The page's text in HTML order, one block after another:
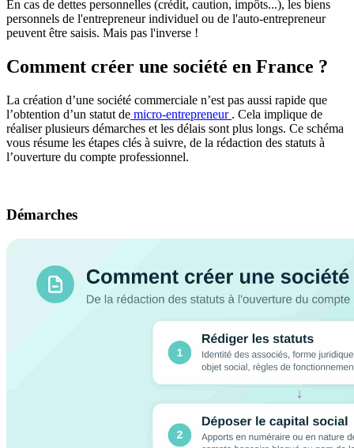
En cas de dettes personnelles (crédit, caution, impôts...), les biens
personnels de l'entrepreneur individuel ou de l'auto-entrepreneur
peuvent être saisis. Mais pas l'inverse !
Comment créer une société en France ?
La création d’une société commerciale n’est pas aussi rapide que
l’obtention d’un statut de micro-entrepreneur . Cela implique de
réaliser plusieurs démarches et les délais sont plus longs. Ce schéma
vous résume les étapes clés à suivre, de la rédaction des statuts à
l’ouverture du compte professionnel.
Démarches